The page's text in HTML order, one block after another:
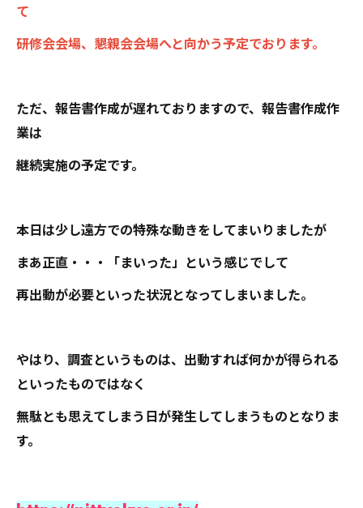
て
研修会会場、懇親会会場へと向かう予定でおります。
ただ、報告書作成が遅れておりますので、報告書作成作
業は
継続実施の予定です。
本日は少し遠方での特殊な動きをしてまいりましたが
まあ正直・・・「まいった」という感じでして
再出動が必要といった状況となってしまいました。
やはり、調査というものは、出動すれば何かが得られる
といったものではなく
無駄とも思えてしまう日が発生してしまうものとなりま
す。